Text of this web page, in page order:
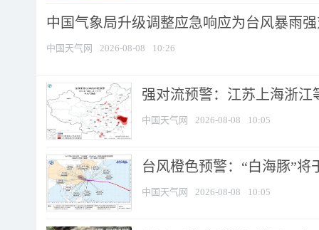
中国气象局升级调整应急响应为台风暴雨
中国天气网 2026-08-08 10:26
强对流预警：江苏上海浙江
中国天气网 2026-08-08 10:05
台风橙色预警：“白海豚”将
中国天气网 2026-08-08 10:05